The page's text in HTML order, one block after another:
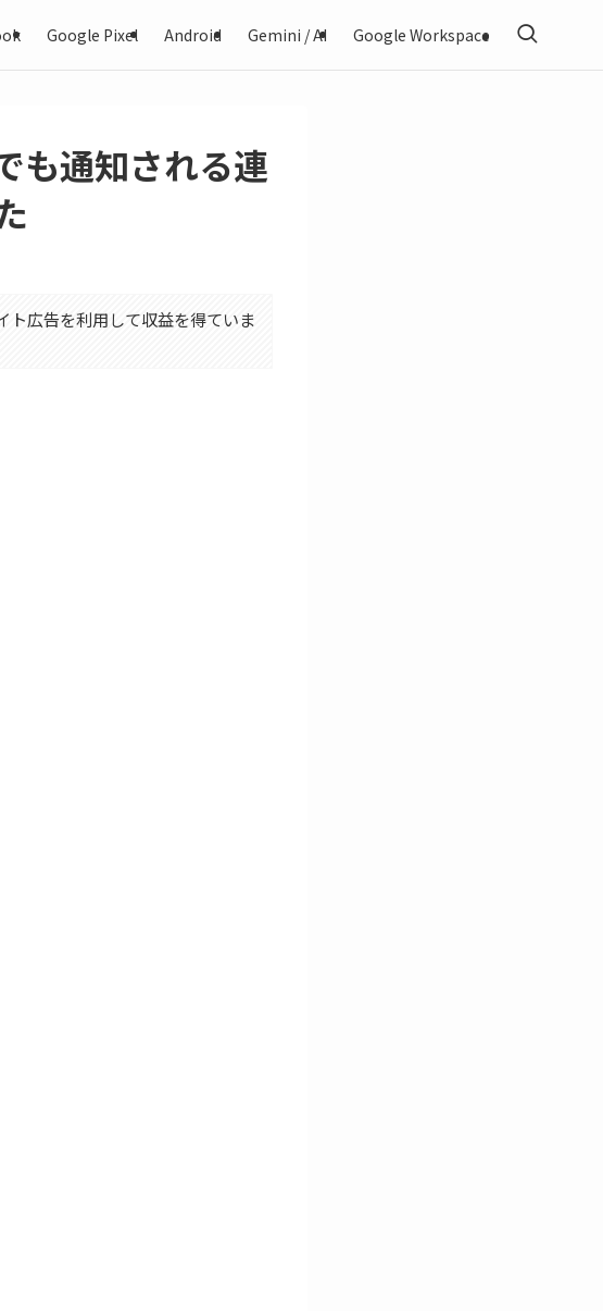
Google Pixel Android Gemini / AI Google Workspace
も通知される連
ト広告を利用して収益を得ていま